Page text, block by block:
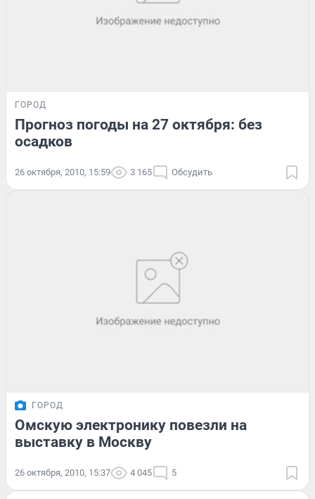
ГОРОД
Прогноз погоды на 27 октября: без
осадков
26 октября, 2010, 15:59 3 165 Обсудить
ГОРОД
Омскую электронику повезли на
выставку в Москву
26 октября, 2010, 15:37 4 045 5